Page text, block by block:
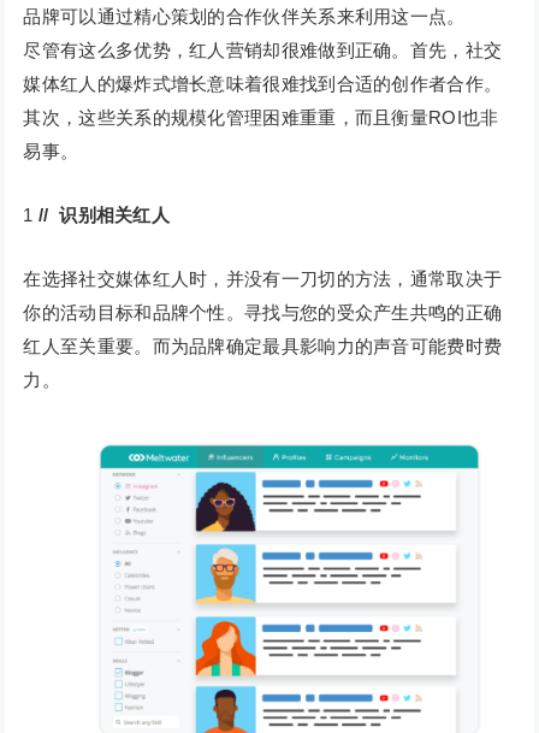
品牌可以通过精心策划的合作伙伴关系来利用这一点。
尽管有这么多优势，红人营销却很难做到正确。首先，社交
媒体红人的爆炸式增长意味着很难找到合适的创作者合作。
其次，这些关系的规模化管理困难重重，而且衡量ROI也非
易事。
1// 识别相关红人
在选择社交媒体红人时，并没有一刀切的方法，通常取决于
你的活动目标和品牌个性。寻找与您的受众产生共鸣的正确
红人至关重要。而为品牌确定最具影响力的声音可能费时费
力。